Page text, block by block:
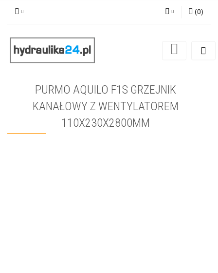
Zarejestruj się
(0)
PURMO AQUILO F1S GRZEJNIK
KANAŁOWY Z WENTYLATOREM
110X230X2800MM